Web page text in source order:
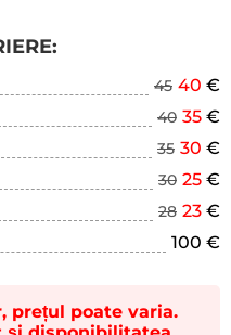
45 40 €
40 35 €
35 30 €
30 25 €
28 23 €
100 €
prețul poate varia.